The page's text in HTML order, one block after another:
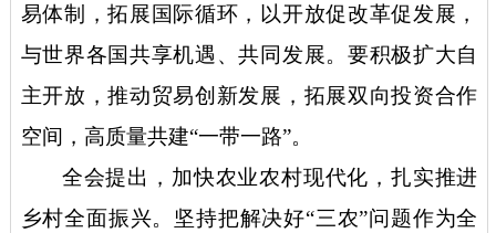
易体制，拓展国际循环，以开放促改革促发展，
与世界各国共享机遇、共同发展。要积极扩大自
主开放，推动贸易创新发展，拓展双向投资合作
空间，高质量共建“一带一路”。
全会提出，加快农业农村现代化，扎实推进
乡村全面振兴。坚持把解决好“三农”问题作为全